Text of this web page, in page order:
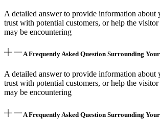
A detailed answer to provide information about
trust with potential customers, or help the
may be encountering
A Frequently Asked Question Surrounding Your
A detailed answer to provide information about
trust with potential customers, or help the
may be encountering
A Frequently Asked Question Surrounding Your